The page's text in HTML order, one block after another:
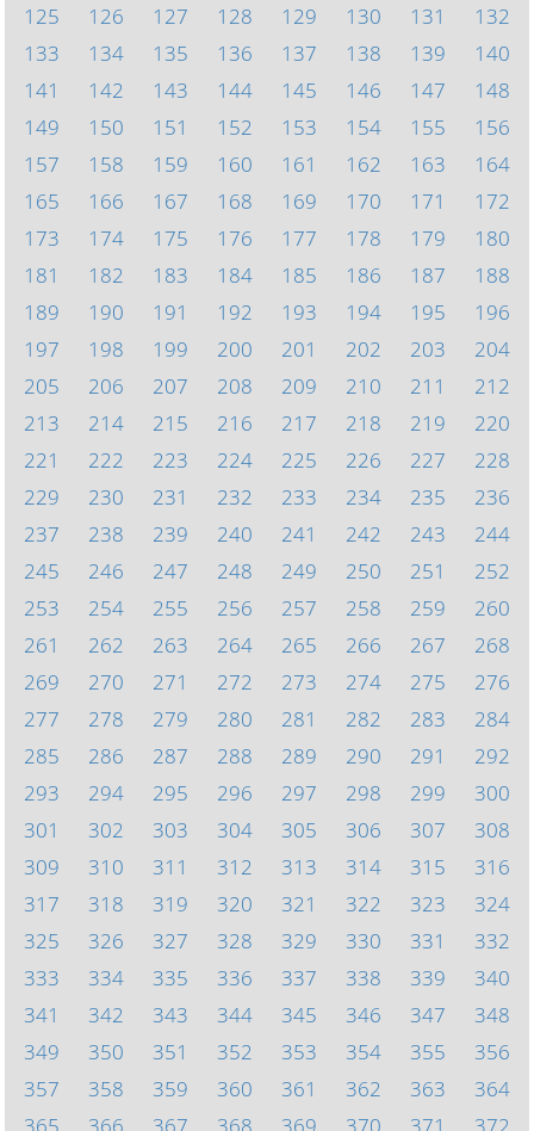
125
126 127 128 129 130 131
132
133
134 135 136 137 138 139
140
141
142 143 144 145 146 147
148
149
150 151 152 153 154 155
156
157
158 159 160 161 162 163
164
165
166 167 168 169 170 171
172
173
174 175 176 177 178 179
180
181
182 183 184 185 186 187
188
189
190 191 192 193 194 195
196
197
198 199 200 201 202 203
204
205
206 207 208 209 210 211
212
213
214 215 216 217 218 219
220
221
222 223 224 225 226 227
228
229
230 231 232 233 234 235
236
237
238 239 240 241 242 243
244
245
246 247 248 249 250 251
252
253
254 255 256 257 258 259
260
261
262 263 264 265 266 267
268
269
270 271 272 273 274 275
276
277
278 279 280 281 282 283
284
285
286 287 288 289 290 291
292
293
294 295 296 297 298 299
300
301
302 303 304 305 306 307
308
309
310 311 312 313 314 315
316
317
318 319 320 321 322 323
324
325
326 327 328 329 330 331
332
333
334 335 336 337 338 339
340
341
342 343 344 345 346 347
348
349
350 351 352 353 354 355
356
357
358 359 360 361 362 363
364